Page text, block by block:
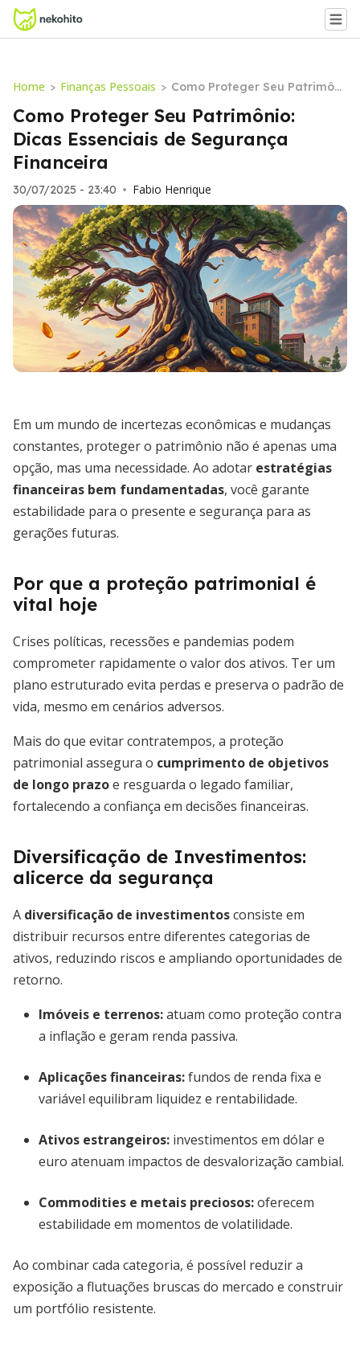
Home > Finanças Pessoais > Como Proteger Seu Patrimôni
o: Dicas Essenciais de Segura
nça Financeira
Como Proteger Seu Patrimônio:
Dicas Essenciais de Segurança
Financeira
30/07/2025 - 23:40 • Fabio Henrique
Em um mundo de incertezas econômicas e mudanças
constantes, proteger o patrimônio não é apenas uma
opção, mas uma necessidade. Ao adotar estratégias
financeiras bem fundamentadas, você garante
estabilidade para o presente e segurança para as
gerações futuras.
Por que a proteção patrimonial é
vital hoje
Crises políticas, recessões e pandemias podem
comprometer rapidamente o valor dos ativos. Ter um
plano estruturado evita perdas e preserva o padrão de
vida, mesmo em cenários adversos.
Mais do que evitar contratempos, a proteção
patrimonial assegura o cumprimento de objetivos
de longo prazoe resguarda o legado familiar,
fortalecendo a confiança em decisões financeiras.
Diversificação de Investimentos:
alicerce da segurança
A diversificação de investimentosconsiste em
distribuir recursos entre diferentes categorias de
ativos, reduzindo riscos e ampliando oportunidades de
retorno.
Imóveis e terrenos:atuam como proteção contra
a inflação e geram renda passiva.
Aplicações financeiras:fundos de renda fixa e
variável equilibram liquidez e rentabilidade.
Ativos estrangeiros: investimentos em dólar e
euro atenuam impactos de desvalorização cambial.
Commodities e metais preciosos:oferecem
estabilidade em momentos de volatilidade.
Ao combinar cada categoria, é possível reduzir a
exposição a flutuações bruscas do mercado e construir
um portfólio resistente.